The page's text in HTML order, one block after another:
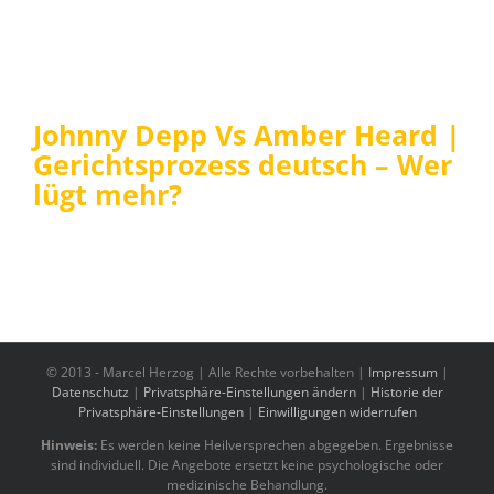
Johnny Depp Vs Amber Heard |
Gerichtsprozess deutsch – Wer
lügt mehr?
© 2013 - Marcel Herzog | Alle Rechte vorbehalten | Impressum |
Datenschutz | Privatsphäre-Einstellungen ändern| Historie der
Privatsphäre-Einstellungen| Einwilligungen widerrufen
Hinweis: Es werden keine Heilversprechen abgegeben. Ergebnisse
sind individuell. Die Angebote ersetzt keine psychologische oder
medizinische Behandlung.